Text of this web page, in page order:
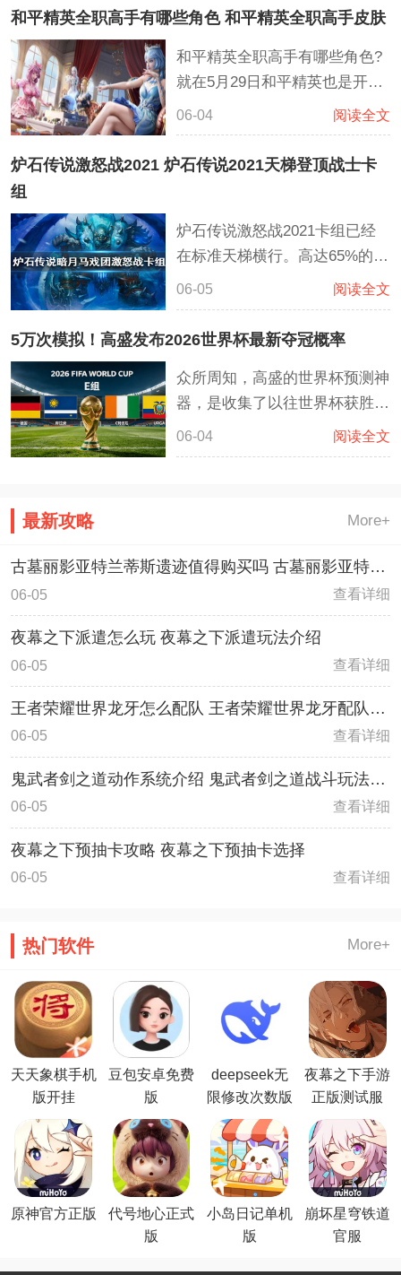
的基础上搭配的宇宙的模式，通
够获得胜利的卡牌或者解决对面
的场面。而卡扎库斯能够很好的
控制场面。克苏恩，破碎之劫也
能够搭配许多卡牌进行控制。
和平精英全职高手有哪些角色 和平精英全职高手皮肤
和平精英全职高手有哪些角色?
就在5月29日和平精英也是开展
了与全职高手的联动，这次联动
主要同步上线了联动皮肤，主要
有君莫笑、沐雨橙风、寒烟柔三
06-04 阅读全文
炉石传说激怒战2021 炉石传说2021天梯登顶战士卡
组
炉石传说激怒战2021卡组已经
在标准天梯横行。高达65%的胜
率让激怒站能够轻松上传说。这
套激怒战士卡组依靠全新的激怒
喝海盗体系成为了胜率超高的职
之锚然后继续过相对的海盗牌。
格罗马什·地狱咆哮拥有非常高
的斩杀效果。如果能够利用好血
誓雇佣兵这套卡组将会战无不
06-05 阅读全文
5万次模拟！高盛发布2026世界杯最新夺冠概率
众所周知，高盛的世界杯预测神
器，是收集了以往世界杯获胜概
率，直接模拟了数万次世界杯赛
程的超级计算程序，经过5万次
队伍预测，这一次，高盛推算出
冠的队伍
06-04 阅读全文
最新攻略 More+
古墓丽影亚特兰蒂斯遗迹值得购买吗 古墓丽影亚特兰
蒂斯遗迹购买指南
06-05 查看详细
夜幕之下派遣怎么玩 夜幕之下派遣玩法介绍
06-05 查看详细
王者荣耀世界龙牙怎么配队 王者荣耀世界龙牙配队详
细一览
06-05 查看详细
鬼武者剑之道动作系统介绍 鬼武者剑之道战斗玩法详
解
06-05 查看详细
夜幕之下预抽卡攻略 夜幕之下预抽卡选择
06-05 查看详细
热门软件 More+
天天象棋手机
版开挂
豆包安卓免费
版
deepseek无
限修改次数版
夜幕之下手游
正版测试服
原神官方正版
代号地心正式
版
小岛日记单机
版
崩坏星穹铁道
官服